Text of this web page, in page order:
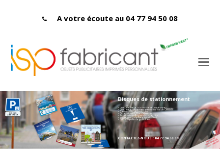
A votre écoute au 04 77 94 50 08
Disques de stationnement
> Une face bleue aux normes européennes
> Une face entièrement personnalisable OFFERTE
> Carton PEFC 400 microns
> Dimensions : 150 x 150 mmn
> Fabriqués en France dans la Loire
> Impression labellisée Imprim'vert
> OPTION pelliculage brillant
CONTACTEZ-NOUS : 04 77 94 50 08